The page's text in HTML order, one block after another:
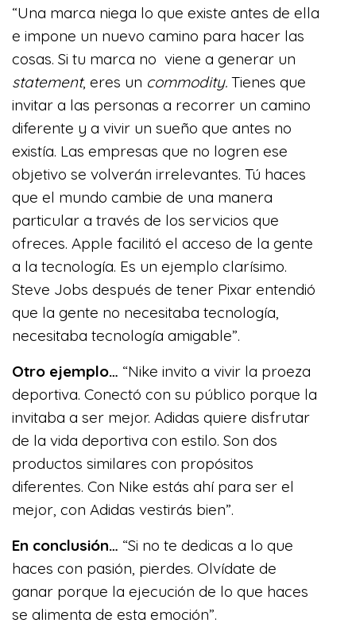
“Una marca niega lo que existe antes de ella
e impone un nuevo camino para hacer las
cosas. Si tu marca no viene a generar un
statement, eres un commodity. Tienes que
invitar a las personas a recorrer un camino
diferente y a vivir un sueño que antes no
existía. Las empresas que no logren ese
objetivo se volverán irrelevantes. Tú haces
que el mundo cambie de una manera
particular a través de los servicios que
ofreces. Apple facilitó el acceso de la gente
a la tecnología. Es un ejemplo clarísimo.
Steve Jobs después de tener Pixar entendió
que la gente no necesitaba tecnología,
necesitaba tecnología amigable”.
Otro ejemplo… “Nike invito a vivir la proeza
deportiva. Conectó con su público porque la
invitaba a ser mejor. Adidas quiere disfrutar
de la vida deportiva con estilo. Son dos
productos similares con propósitos
diferentes. Con Nike estás ahí para ser el
mejor, con Adidas vestirás bien”.
En conclusión… “Si no te dedicas a lo que
haces con pasión, pierdes. Olvídate de
ganar porque la ejecución de lo que haces
se alimenta de esta emoción”.